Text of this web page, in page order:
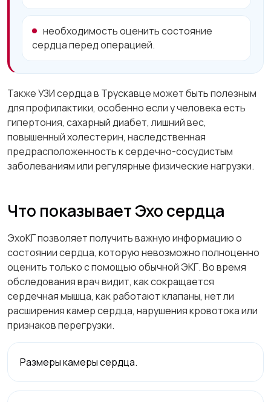
необходимость оценить состояние
сердца перед операцией.
Также УЗИ сердца в Трускавце может быть полезным
для профилактики, особенно если у человека есть
гипертония, сахарный диабет, лишний вес,
повышенный холестерин, наследственная
предрасположенность к сердечно-сосудистым
заболеваниям или регулярные физические нагрузки.
Что показывает Эхо сердца
ЭхоКГ позволяет получить важную информацию о
состоянии сердца, которую невозможно полноценно
оценить только с помощью обычной ЭКГ. Во время
обследования врач видит, как сокращается
сердечная мышца, как работают клапаны, нет ли
расширения камер сердца, нарушения кровотока или
признаков перегрузки.
Размеры камеры сердца.